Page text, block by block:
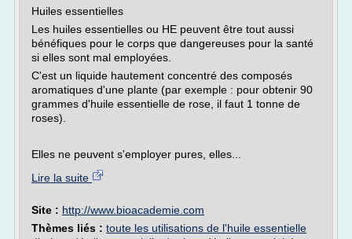
Huiles essentielles
Les huiles essentielles ou HE peuvent être tout aussi
bénéfiques pour le corps que dangereuses pour la santé
si elles sont mal employées.
C'est un liquide hautement concentré des composés
aromatiques d'une plante (par exemple : pour obtenir 90
grammes d'huile essentielle de rose, il faut 1 tonne de
roses).
Elles ne peuvent s'employer pures, elles...
Lire la suite
Site : http://www.bioacademie.com
Thèmes liés : toute les utilisations de l'huile essentielle